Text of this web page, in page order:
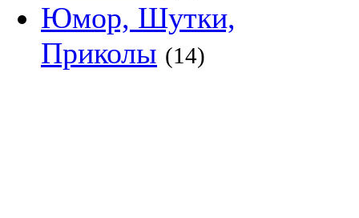
Юмор, Шутки,
Приколы (14)